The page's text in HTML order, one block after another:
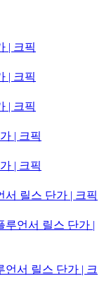
| 크픽
| 크픽
| 크픽
| 크픽
| 크픽
릴스 단가 | 크픽
루언서 릴스 단가 |
서 릴스 단가 | 크